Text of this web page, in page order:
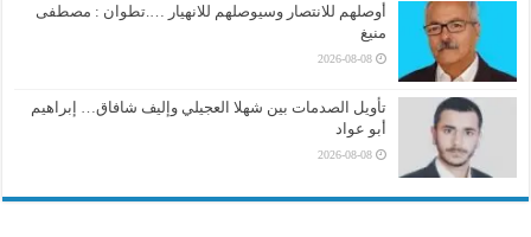
أوصلهم للانتصار وسيوصلهم للانهيار ….تطوان : مصطفى
منيغ
2026-08-08
تأويل الصدمات بين شهلا العجيلي وإليف شافاق… إبراهيم
أبو عواد
2026-08-08